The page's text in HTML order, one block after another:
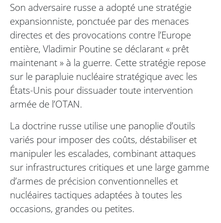
Son adversaire russe a adopté une stratégie
expansionniste, ponctuée par des menaces
directes et des provocations contre l’Europe
entière, Vladimir Poutine se déclarant « prêt
maintenant » à la guerre. Cette stratégie repose
sur le parapluie nucléaire stratégique avec les
États-Unis pour dissuader toute intervention
armée de l’OTAN.
La doctrine russe utilise une panoplie d’outils
variés pour imposer des coûts, déstabiliser et
manipuler les escalades, combinant attaques
sur infrastructures critiques et une large gamme
d’armes de précision conventionnelles et
nucléaires tactiques adaptées à toutes les
occasions, grandes ou petites.